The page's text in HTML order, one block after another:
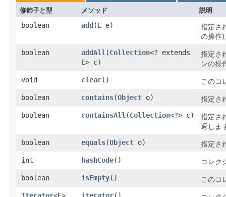
修飾子と型 メソッド 説明
boolean add ​(E e)
指定さ
の操作)
boolean
addAll​(Collection<? extends
E> c)
指定さ
ンの操
void
clear()
このコ
boolean
contains​(Object o)
指定さ
boolean
containsAll​(Collection<?> c)
指定さ
返しま
boolean
equals​(Object o)
指定さ
int
hashCode()
コレク
boolean
isEmpty()
このコ